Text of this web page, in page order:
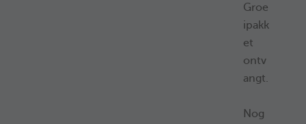
Groe
ipakk
et
ontv
angt.
Nog